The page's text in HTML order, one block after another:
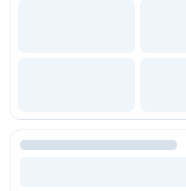
Ceai
Bacanie
BLACK FRIDAY